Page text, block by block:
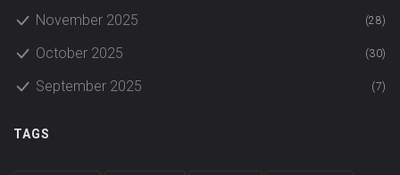
November 2025 (28)
October 2025 (30)
September 2025 (7)
TAGS